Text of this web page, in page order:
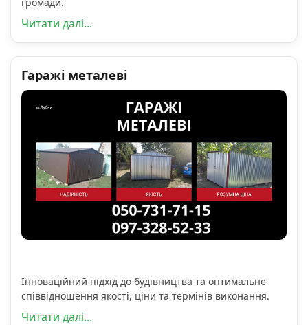
громади.
Читати далі...
Гаражі металеві
Інноваційний підхід до будівництва та оптимальне
співвідношення якості, ціни та термінів виконання.
Читати далі...